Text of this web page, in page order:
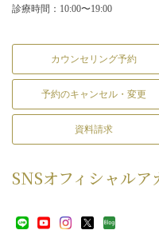
診療時間：10:00〜19:00
カウンセリング予約
予約のキャンセル・変更
資料請求
SNSオフィシャルア